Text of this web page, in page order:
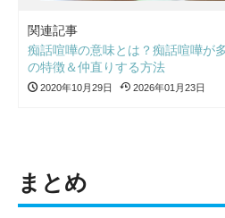
関連記事
痴話喧嘩の意味とは？痴話喧嘩が
の特徴＆仲直りする方法
2020年10月29日 2026年01月23日
まとめ